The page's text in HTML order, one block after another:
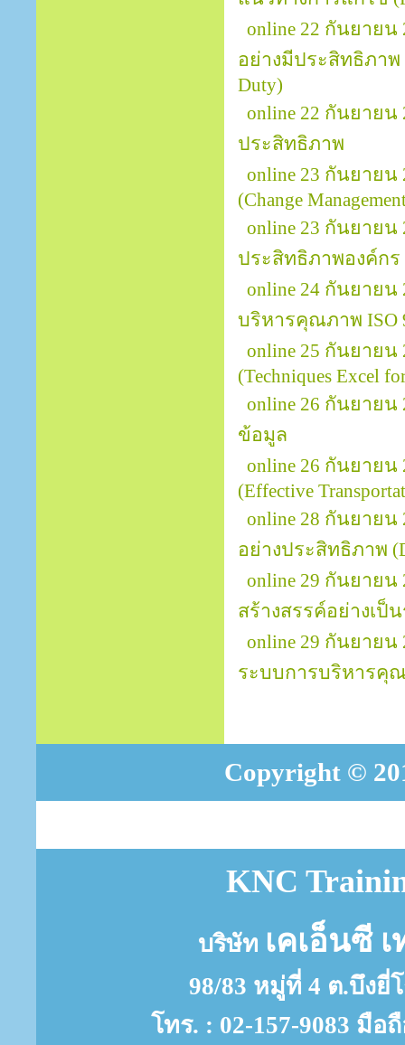
online 22 กันยาย
อย่างมีประสิทธิภาพ
Duty)
online 22 กันยาย
ประสิทธิภาพ
online 23 กันยาย
(Change
online 23 กันยาย
ประสิทธิภาพองค์กร
online 24 กันยาย
บริหารคุณภาพ ISO
online 25 กันยายน
(Techniques Excel
online 26 กันยายน
ข้อมูล
online 26 กันยาย
(Effective
online 28 กันยาย
อย่างประสิทธิภาพ
online 29 กันยาย
สร้างสรรค์อย่างเป็น
online 29 กันยายน
ระบบการบริหารคุณ
Copyright ©
KNC
บริษัท เคเอ็นซี
98/83 หมู่ที่ 4 ต.บึงยี่
โทร. : 02-157-9083 มือ